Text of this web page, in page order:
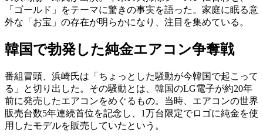
「ゴールド」をテーマに驚きの事実を語った。家庭に眠る意
外な「お宝」の存在が明らかになり、注目を集めている。
韓国で勃発した純金エアコン争奪戦
番組冒頭、浜崎氏は「ちょっとした騒動が今韓国で起こって
る」と切り出した。その騒動とは、韓国のLG電子が約20年
前に発売したエアコンをめぐるもの。当時、エアコンの世界
販売台数5年連続首位を記念し、1万台限定でロゴに純金を使
用したモデルを販売していたという。